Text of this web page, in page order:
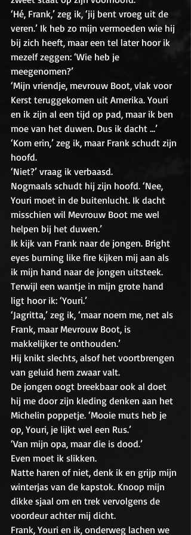
‘Hé, Frank,’ zeg ik, ‘jij bent vroeg uit de
veren.’ Ik heb zo mijn vermoeden wie hij
bij zich heeft, maar een tel later hoor ik
mezelf zeggen: ‘Wie heb je
meegenomen?’
‘Mijn vriendje, mevrouw Boot, vlak voor
Kerst teruggekomen uit Amerika. Youri
en ik zijn al een tijd op pad, maar ik ben
moe van het duwen. Dus ik dacht ...’
‘Kom erin,’ zeg ik, maar Frank schudt zijn
hoofd.
‘Niet?’ vraag ik verbaasd.
Nogmaals schudt hij zijn hoofd. ‘Nee,
Youri moet in de buitenlucht. Ik dacht
misschien wil Mevrouw Boot me wel
helpen bij het duwen.’
Ik kijk van Frank naar de jongen. Bright
eyes burning like fire kijken mij aan als
ik mijn hand naar de jongen uitsteek.
Terwijl een wantje in mijn grote hand
ligt hoor ik: ‘Youri.’
‘Jagritta,’ zeg ik, ‘maar noem me, net als
Frank, maar Mevrouw Boot, is
makkelijker te onthouden.’
Hij knikt slechts, alsof het voortbrengen
van geluid hem zwaar valt.
De jongen oogt breekbaar ook al doet
hij me door zijn kleding denken aan het
Michelin poppetje. ‘Mooie muts heb je
op, Youri, je lijkt wel een Rus.’
‘Van mijn opa, maar die is dood.’
Even moet ik slikken.
Natte haren of niet, denk ik en grijp mijn
winterjas van de kapstok. Knoop mijn
dikke sjaal om en trek vervolgens de
voordeur achter mij dicht.
Frank, Youri en ik, onderweg lachen we